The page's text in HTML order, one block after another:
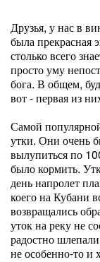
Друзья, у нас в
была прекрасная
столько всего
просто уму
бога. В общем,
вот - первая из
Самой
утки. Они очень
вылупиться по
было кормить.
день напролет
коего на Кубани
возвращались
уток на реку не
радостно
не особенно-то и